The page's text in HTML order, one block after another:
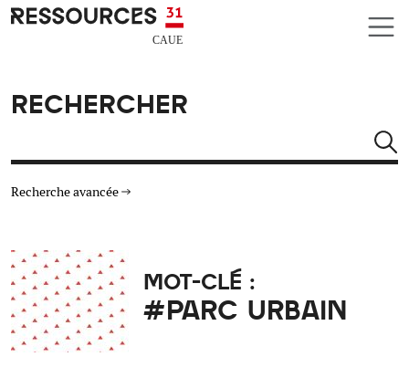
Aller au contenu principal
CAUE RESSOURCES 31
RECHERCHER
Recherche avancée
TYPE DE RESSOURCES
MATÉRIAUX
MOT-CLÉ :
#PARC URBAIN